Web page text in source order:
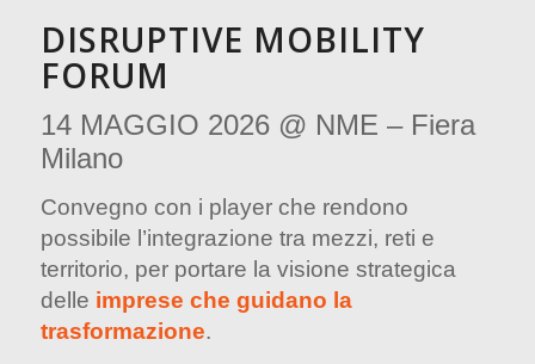
DISRUPTIVE MOBILITY
FORUM
14 MAGGIO 2026 @ NME – Fiera
Milano
Convegno con i player che rendono
possibile l’integrazione tra mezzi, reti e
territorio, per portare la visione strategica
delle imprese che guidano la
trasformazione.